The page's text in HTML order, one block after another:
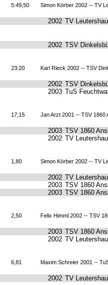
5:49,50 Simon Körber 2002 -- TV
2002 TV
2002 TSV
23:20 Karl Rieck 2002 -- TSV
2002 TSV
2003 TuS
17,15 Jan Arzt 2001 -- TSV 1860
2003 TSV 1860
2002 TV
1,80 Simon Körber 2002 -- TV
2002 TV
2003 TSV 1860
2003 TSV 1860
2,50 Felix Himml 2002 -- TSV
2003 TSV 1860
2002 TV
6,81 Maxim Schreier 2001 --
2002 TV